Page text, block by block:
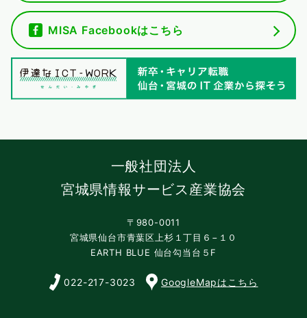
MISA Facebookはこちら
一般社団法人
宮城県情報サービス産業協会
〒980-0011
宮城県仙台市青葉区上杉１丁目６−１０
EARTH BLUE 仙台勾当台５F
022-217-3023 GoogleMapはこちら